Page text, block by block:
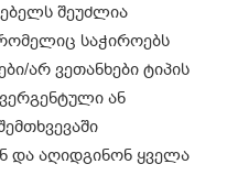
შეუძლია
საჭიროებს
არ ვეთანხები ტიპის
ან
და აღიდგინონ ყველა